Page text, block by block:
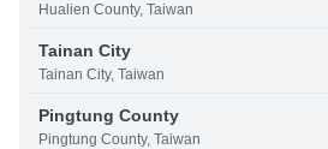
Hualien County, Taiwan
Tainan City
Tainan City, Taiwan
Pingtung County
Pingtung County, Taiwan